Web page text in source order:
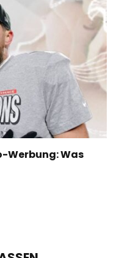
Werbung: Was